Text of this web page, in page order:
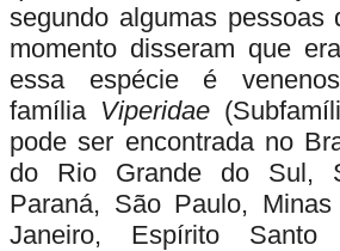
segundo algumas pessoas
momento disseram que
essa espécie é
família Viperidae
pode ser encontrada no
do Rio Grande do Sul,
Paraná, São Paulo,
Janeiro, Espírito